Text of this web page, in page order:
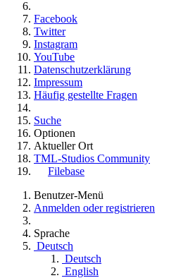
Facebook
Twitter
Instagram
YouTube
Datenschutzerklärung
Impressum
Häufig gestellte Fragen
Suche
Optionen
Aktueller Ort
TML-Studios Community
Filebase
Benutzer-Menü
Anmelden oder registrieren
Sprache
Deutsch
Deutsch
English